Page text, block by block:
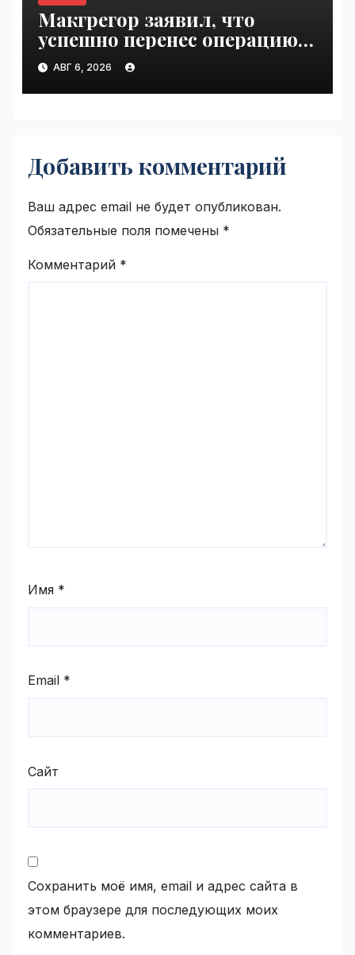
Макгрегор заявил, что
успешно перенес операцию
на ноге | VseTime.ru
АВГ 6, 2026
Добавить комментарий
Ваш адрес email не будет опубликован.
Обязательные поля помечены *
Комментарий *
Имя *
Email *
Сайт
Сохранить моё имя, email и адрес сайта в
этом браузере для последующих моих
комментариев.